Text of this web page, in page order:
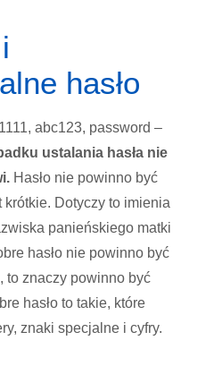
hasło
abc123, password –
ustalania hasła nie
Hasło nie powinno być
Dotyczy to imienia
panieńskiego matki
hasło nie powinno być
to znaczy powinno być
hasło to takie, które
znaki specjalne i cyfry.